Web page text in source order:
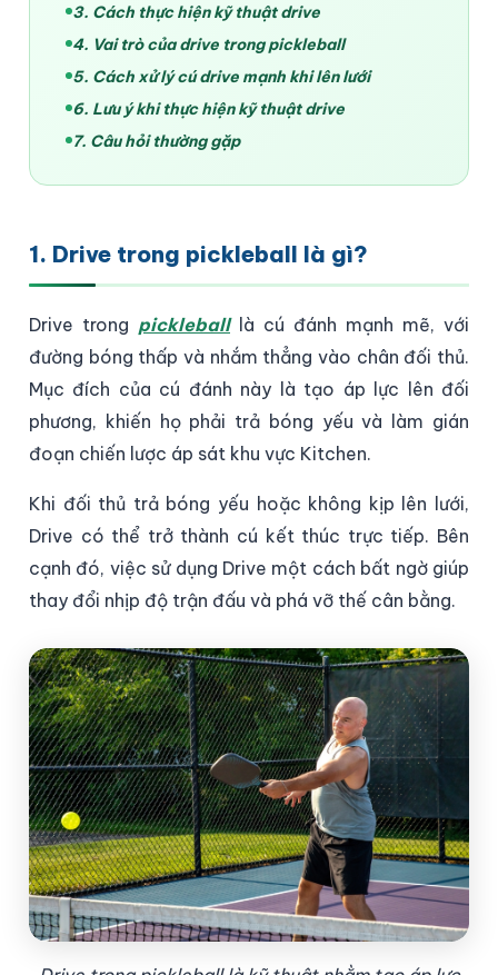
3. Cách thực hiện kỹ thuật drive
4. Vai trò của drive trong pickleball
5. Cách xử lý cú drive mạnh khi lên lưới
6. Lưu ý khi thực hiện kỹ thuật drive
7. Câu hỏi thường gặp
1. Drive trong pickleball là gì?
Drive trong pickleballlà cú đánh mạnh mẽ, với
đường bóng thấp và nhắm thẳng vào chân đối thủ.
Mục đích của cú đánh này là tạo áp lực lên đối
phương, khiến họ phải trả bóng yếu và làm gián
đoạn chiến lược áp sát khu vực Kitchen.
Khi đối thủ trả bóng yếu hoặc không kịp lên lưới,
Drive có thể trở thành cú kết thúc trực tiếp. Bên
cạnh đó, việc sử dụng Drive một cách bất ngờ giúp
thay đổi nhịp độ trận đấu và phá vỡ thế cân bằng.